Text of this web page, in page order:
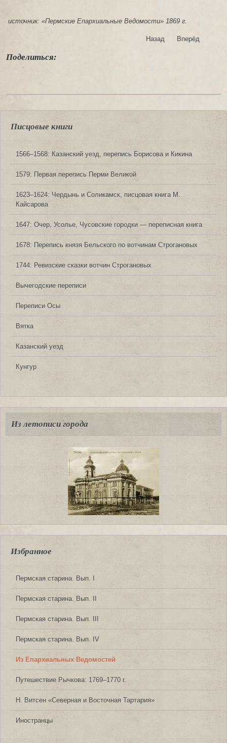
источник: «Пермские Епархиальные Ведомости» 1869 г.
Назад Вперёд
Поделиться:
Писцовые книги
1566‒1568: Казанский уезд, перепись Борисова и Кикина
1579: Первая перепись Перми Великой
1623‒1624: Чердынь и Соликамск, писцовая книга М.
Кайсарова
1647: Очер, Усолье, Чусовские городки — переписная книга
1678: Перепись князя Бельского по вотчинам Строгановых
1744: Ревизские сказки вотчин Строгановых
Вычегодские переписи
Переписи Осы
Вятка
Казанский уезд
Кунгур
Из летописи города
Избранное
Пермская старина. Вып. I
Пермская старина. Вып. II
Пермская старина. Вып. III
Пермская старина. Вып. IV
Из Епархиальных Ведомостей
Путешествие Рычкова: 1769‒1770 г.
Н. Витсен «Северная и Восточная Тартария»
Иностранцы